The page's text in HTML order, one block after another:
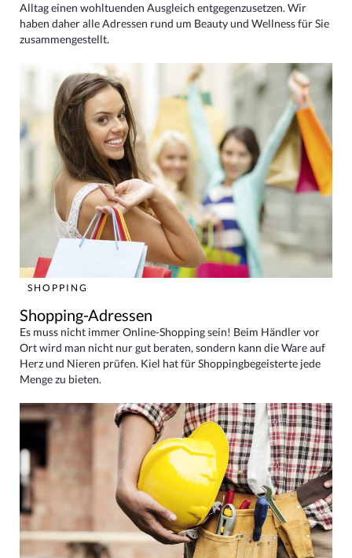
Alltag einen wohltuenden Ausgleich entgegenzusetzen. Wir
haben daher alle Adressen rund um Beauty und Wellness für Sie
zusammengestellt.
SHOPPING
Shopping-Adressen
Es muss nicht immer Online-Shopping sein! Beim Händler vor
Ort wird man nicht nur gut beraten, sondern kann die Ware auf
Herz und Nieren prüfen. Kiel hat für Shoppingbegeisterte jede
Menge zu bieten.